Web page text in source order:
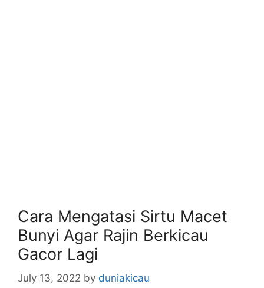
Cara Mengatasi Sirtu Macet
Bunyi Agar Rajin Berkicau
Gacor Lagi
July 13, 2022 by duniakicau